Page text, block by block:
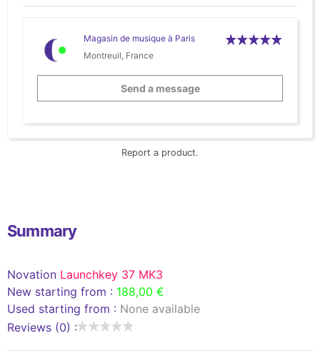
Magasin de musique à Paris
Montreuil, France
Send a message
Report a product.
Summary
Novation Launchkey 37 MK3
New starting from : 188,00 €
Used starting from : None available
Reviews (0) :